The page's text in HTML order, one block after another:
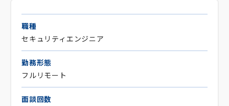
職種
セキュリティエンジニア
勤務形態
フルリモート
面談回数